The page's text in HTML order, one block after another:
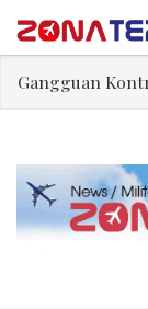
Dua Pesawat
Sjafrie